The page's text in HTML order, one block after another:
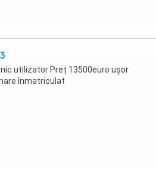
utilizator Preț 13500euro ușor
înmatriculat